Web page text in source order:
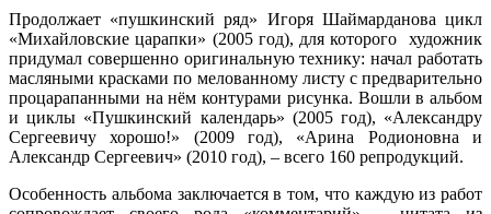
Продолжает «пушкинский ряд» Игоря Шаймарданова цикл
«Михайловские царапки» (2005 год), для которого художник
придумал совершенно оригинальную технику: начал работать
масляными красками по мелованному листу с предварительно
процарапанными на нём контурами рисунка. Вошли в альбом
и циклы «Пушкинский календарь» (2005 год), «Александру
Сергеевичу хорошо!» (2009 год), «Арина Родионовна и
Александр Сергеевич» (2010 год), – всего 160 репродукций.
Особенность альбома заключается в том, что каждую из работ